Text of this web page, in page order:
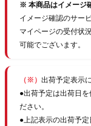
※ 本商品はイメージ
イメージ確認のサー
マイページの受付状
可能でございます。
（※） 出荷予定表示
●出荷予定は出荷日
ださい。
●上記表示の出荷予